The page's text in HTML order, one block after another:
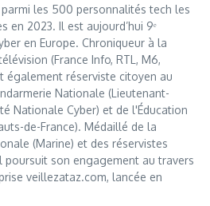
parmi les 500 personnalités tech les
en 2023. Il est aujourd’hui 9ᵉ
en Europe. Chroniqueur à la
(France Info, RTL, M6,
également réserviste citoyen au
Nationale (Lieutenant-
Nationale Cyber) et de l'Éducation
de-France). Médaillé de la
(Marine) et des réservistes
poursuit son engagement au travers
veillezataz.com, lancée en